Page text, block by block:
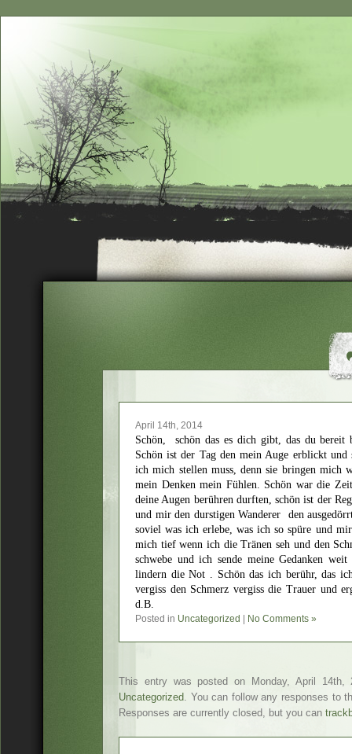
April 14th, 2014
Schön, schön das es dich gibt, das du
Schön ist der Tag den mein Auge erblickt und
ich mich stellen muss, denn sie bringen mich
mein Denken mein Fühlen. Schön war die
deine Augen berühren durften, schön ist der
und mir den durstigen Wanderer den
soviel was ich erlebe, was ich so spüre und
mich tief wenn ich die Tränen seh und den
schwebe und ich sende meine Gedanken
lindern die Not . Schön das ich berühr, das
vergiss den Schmerz vergiss die Trauer und
d.B.
Posted in Uncategorized No Comments »
This entry was posted on Monday, April
Uncategorized. You can follow any responses to
Responses are currently closed, but you can